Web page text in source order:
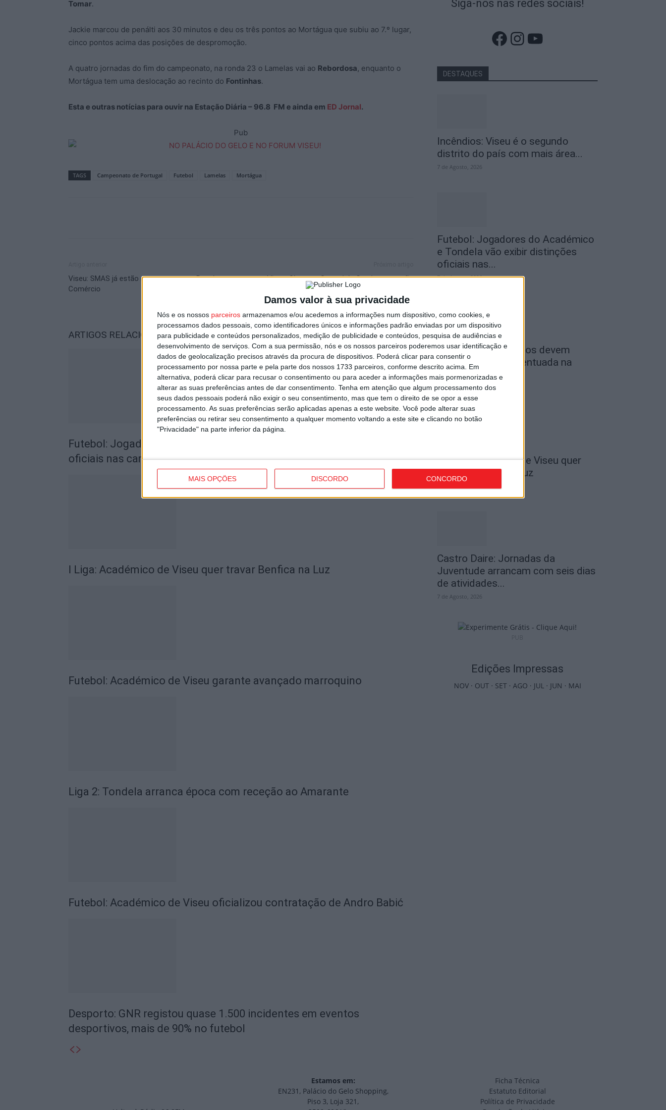
Damos valor à sua privacidade
Nós e os nossos parceiros armazenamos e/ou acedemos a informações num dispositivo, como cookies, e
processamos dados pessoais, como identificadores únicos e informações padrão enviadas por um dispositivo
para publicidade e conteúdos personalizados, medição de publicidade e conteúdos, pesquisa de audiências e
desenvolvimento de serviços. Com a sua permissão, nós e os nossos parceiros poderemos usar identificação e
dados de geolocalização precisos através da procura de dispositivos. Poderá clicar para consentir o
processamento por nossa parte e pela parte dos nossos 1733 parceiros, conforme descrito acima. Em
alternativa, poderá clicar para recusar o consentimento ou para aceder a informações mais pormenorizadas e
alterar as suas preferências antes de dar consentimento. Tenha em atenção que algum processamento dos
seus dados pessoais poderá não exigir o seu consentimento, mas que tem o direito de se opor a esse
processamento. As suas preferências serão aplicadas apenas a este website. Você pode alterar suas
preferências ou retirar seu consentimento a qualquer momento voltando a este site e clicando no botão
"Privacidade" na parte inferior da página.
MAIS OPÇÕES DISCORDO CONCORDO
Tomar.
Jackie marcou de penálti aos 30 minutos e deu os três pontos ao Mortágua que subiu ao 7.º lugar,
cinco pontos acima das posições de despromoção.
A quatro jornadas do fim do campeonato, na ronda 23 o Lamelas vai ao Rebordosa, enquanto o
Mortágua tem uma deslocação ao recinto do Fontinhas.
Esta e outras notícias para ouvir na Estação Diária – 96.8 FM e ainda em ED Jornal.
Pub
TAGS Campeonato de Portugal Futebol Lamelas Mortágua
Viseu: SMAS já estão na casa nova na Rua do
Comércio
Viseu: Obras na Central de Camionagem vão
estar prontas durante este mês de março
ARTIGOS RELACIONADOSMais do autor
Futebol: Jogadores do Académico e Tondela vão exibir distinções
oficiais nas camisolas
I Liga: Académico de Viseu quer travar Benfica na Luz
Futebol: Académico de Viseu garante avançado marroquino
Liga 2: Tondela arranca época com receção ao Amarante
Futebol: Académico de Viseu oficializou contratação de Andro Babić
Desporto: GNR registou quase 1.500 incidentes em eventos
desportivos, mais de 90% no futebol
Siga-nos nas redes sociais!
Facebook
Instagram
YouTube
DESTAQUES
Incêndios: Viseu é o segundo
distrito do país com mais área...
7 de Agosto, 2026
Futebol: Jogadores do Académico
e Tondela vão exibir distinções
oficiais nas...
7 de Agosto, 2026
Combustíveis: Preços devem
baixar de forma acentuada na
próxima semana
7 de Agosto, 2026
I Liga: Académico de Viseu quer
travar Benfica na Luz
Castro Daire: Jornadas da
Juventude arrancam com seis dias
de atividades...
7 de Agosto, 2026
Edições Impressas
NOV· OUT· SET· AGO · JUL· JUN · MAI
Estamos em:
EN231, Palácio do Gelo Shopping,
Piso 3, Loja 321,
Ficha Técnica
Estatuto Editorial
Política de Privacidade